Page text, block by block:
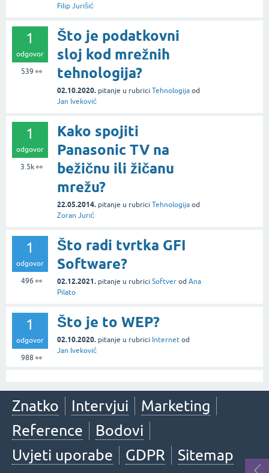
Filip Jurišić
1
odgovor
539 👀
Što je podatkovni
sloj kod mrežnih
tehnologija?
02.10.2020. pitanje u rubrici Tehnologija od
Jan Iveković
1
odgovor
3.5k👀
Kako spojiti
Panasonic TV na
bežičnu ili žičanu
mrežu?
22.05.2014. pitanje u rubrici Tehnologija od
Zoran Jurić
1
odgovor
496 👀
Što radi tvrtka GFI
Software?
02.12.2021. pitanje u rubrici Softver od Ana
Pilato
1
odgovor
988 👀
Što je to WEP?
02.10.2020. pitanje u rubrici Internet od
Jan Iveković
Znatko Intervjui
Marketing
Reference
Bodovi
Uvjeti uporabe
GDPR Sitemap